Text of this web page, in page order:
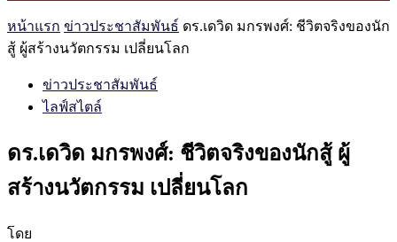
หน้าแรก ข่าวประชาสัมพันธ์ ดร.เดวิด มกรพงศ์: ชีวิตจริงของนัก
สู้ ผู้สร้างนวัตกรรม เปลี่ยนโลก
ข่าวประชาสัมพันธ์
ไลฟ์สไตล์
ดร.เดวิด มกรพงศ์: ชีวิตจริงของนักสู้ ผู้
สร้างนวัตกรรม เปลี่ยนโลก
โดย